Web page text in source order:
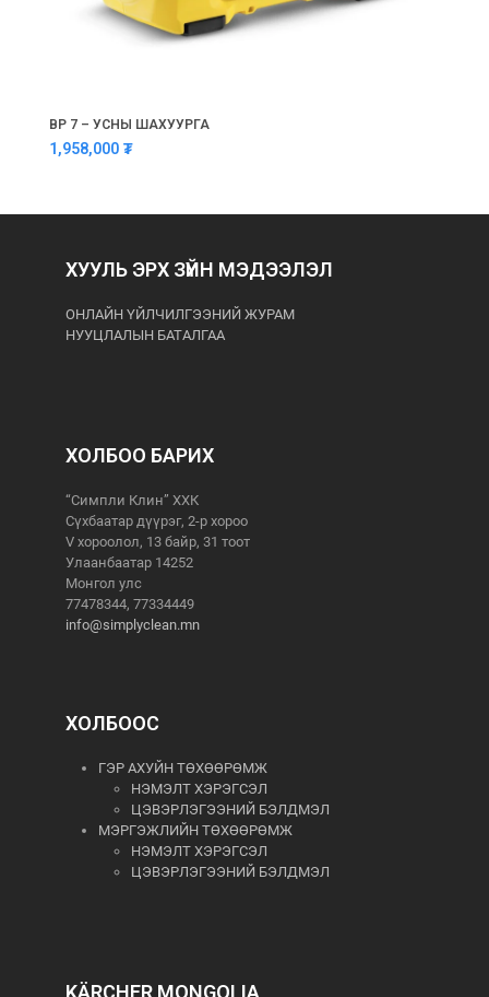
BP 7 – УСНЫ ШАХУУРГА
1,958,000 ₮
ХУУЛЬ ЭРХ ЗҮЙН МЭДЭЭЛЭЛ
ОНЛАЙН ҮЙЛЧИЛГЭЭНИЙ ЖУРАМ
НУУЦЛАЛЫН БАТАЛГАА
ХОЛБОО БАРИХ
“Симпли Клин” ХХК
Сүхбаатар дүүрэг, 2-р хороо
V хороолол, 13 байр, 31 тоот
Улаанбаатар 14252
Монгол улс
77478344, 77334449
info@simplyclean.mn
ХОЛБООС
ГЭР АХУЙН ТӨХӨӨРӨМЖ
НЭМЭЛТ ХЭРЭГСЭЛ
ЦЭВЭРЛЭГЭЭНИЙ БЭЛДМЭЛ
МЭРГЭЖЛИЙН ТӨХӨӨРӨМЖ
НЭМЭЛТ ХЭРЭГСЭЛ
ЦЭВЭРЛЭГЭЭНИЙ БЭЛДМЭЛ
KÄRCHER MONGOLIA